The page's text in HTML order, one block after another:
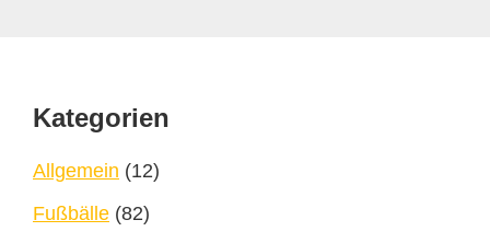
Footer
Kategorien
Allgemein (12)
Fußbälle (82)